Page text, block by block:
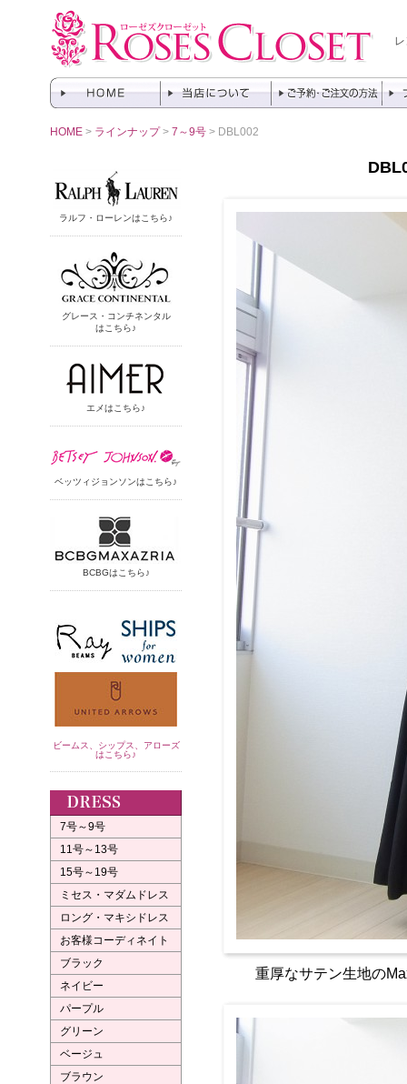
HOME > ラインナップ> 7～9号 > DBL002
ラルフ・ローレンはこちら♪
グレース・コンチネンタル
はこちら♪
エメはこちら♪
ベッツィジョンソンはこちら♪
BCBGはこちら♪
ビームス、シップス、アローズ
はこちら♪
7号～9号
11号～13号
15号～19号
ミセス・マダムドレス
ロング・マキシドレス
お客様コーディネイト
ブラック
ネイビー
パープル
グリーン
ベージュ
ブラウン
重厚なサテン生地の